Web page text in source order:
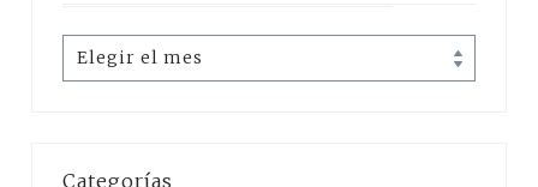
Archivos
Categorías